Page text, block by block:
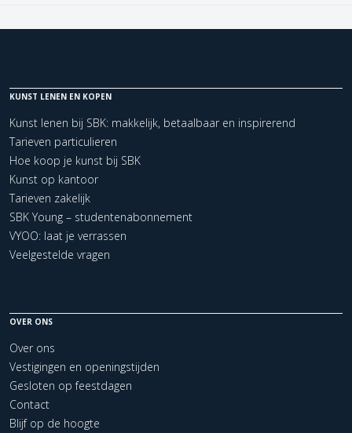
KUNST LENEN EN KOPEN
Kunst lenen bij SBK: makkelijk, betaalbaar en inspirerend
Tarieven particulieren
Hoe koop je kunst bij SBK
Kunst op kantoor
Tarieven zakelijk
SBK Young – studentenabonnement
VYOO: laat je verrassen
Veelgestelde vragen
OVER ONS
Over ons
Vestigingen en openingstijden
Gesloten op feestdagen
Contact
Blijf op de hoogte